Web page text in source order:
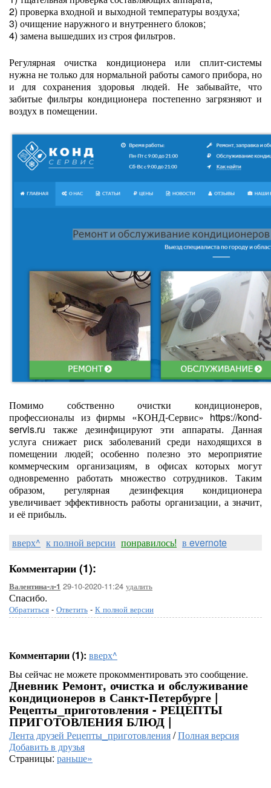
2) проверка входной и выходной температуры воздуха;
3) очищение наружного и внутреннего блоков;
4) замена вышедших из строя фильтров.
Регулярная очистка кондиционера или сплит-системы
нужна не только для нормальной работы самого прибора, но
и для сохранения здоровья людей. Не забывайте, что
забитые фильтры кондиционера постепенно загрязняют и
воздух в помещении.
Помимо собственно очистки кондиционеров,
профессионалы из фирмы «КОНД-Сервис» https://kond-
servis.ru также дезинфицируют эти аппараты. Данная
услуга снижает риск заболеваний среди находящихся в
помещении людей; особенно полезно это мероприятие
коммерческим организациям, в офисах которых могут
одновременно работать множество сотрудников. Таким
образом, регулярная дезинфекция кондиционера
увеличивает эффективность работы организации, а значит,
и её прибыль.
вверх^ к полной версии понравилось! в evernote
Комментарии (1):
Валентина-л-1 29-10-2020-11:24 удалить
Спасибо.
Обратиться - Ответить - К полной версии
Комментарии (1): вверх^
Вы сейчас не можете прокомментировать это сообщение.
Дневник Ремонт, очистка и обслуживание
кондиционеров в Санкт-Петербурге |
Рецепты_приготовления - РЕЦЕПТЫ
ПРИГОТОВЛЕНИЯ БЛЮД |
Лента друзей Рецепты_приготовления/Полная версия
Добавить в друзья
Страницы: раньше»